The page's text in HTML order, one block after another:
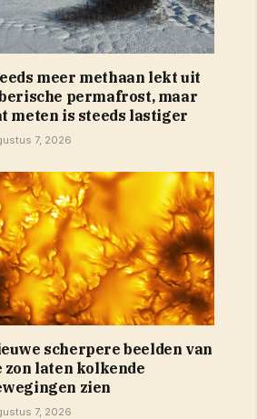
meer methaan lekt uit
permafrost, maar
meten is steeds lastiger
7, 2026
scherpere beelden van
zon laten kolkende
zien
7, 2026